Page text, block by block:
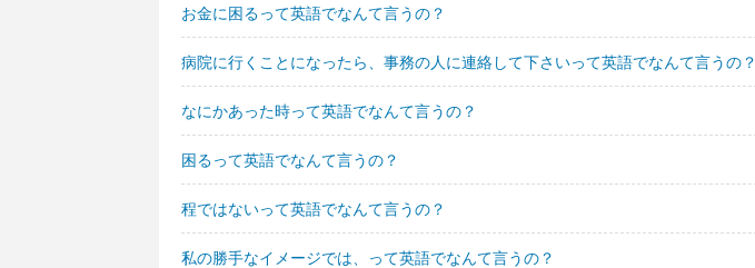
お金に困るって英語でなんて言うの？
病院に行くことになったら、事務の人に連絡して下さいって英語でなんて言うの？
なにかあった時って英語でなんて言うの？
困るって英語でなんて言うの？
程ではないって英語でなんて言うの？
私の勝手なイメージでは、って英語でなんて言うの？